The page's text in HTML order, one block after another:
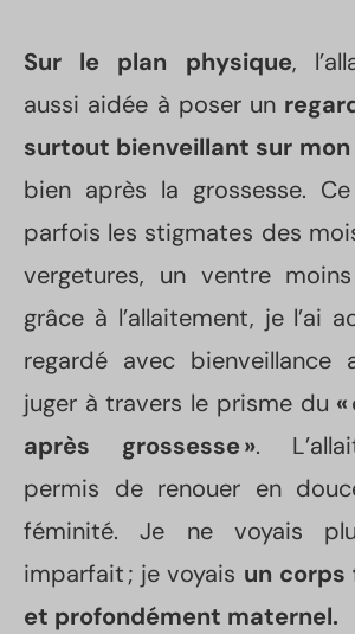
Sur le plan physique,
aussi aidée à poser un
surtout bienveillant sur
bien après la grossesse.
parfois les stigmates des
vergetures, un ventre
grâce à l’allaitement, je l’ai
regardé avec
juger à travers le prisme du
après grossesse ».
permis de renouer en
féminité. Je ne voyais
imparfait ; je voyais un corps
et profondément maternel.